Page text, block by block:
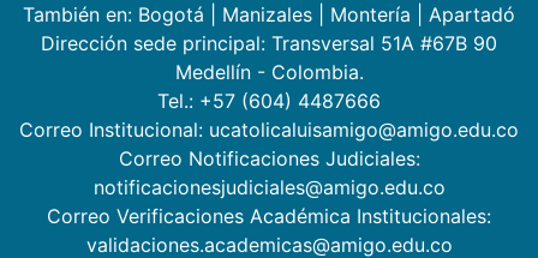
También en: Bogotá Manizales Montería
Apartadó
Dirección sede principal: Transversal 51A #67B 90
Medellín - Colombia.
Tel.: +57 (604) 4487666
Correo Institucional: ucatolicaluisamigo@amigo.edu.co
Correo Notificaciones Judiciales:
notificacionesjudiciales@amigo.edu.co
Correo Verificaciones Académica Institucionales:
validaciones.academicas@amigo.edu.co